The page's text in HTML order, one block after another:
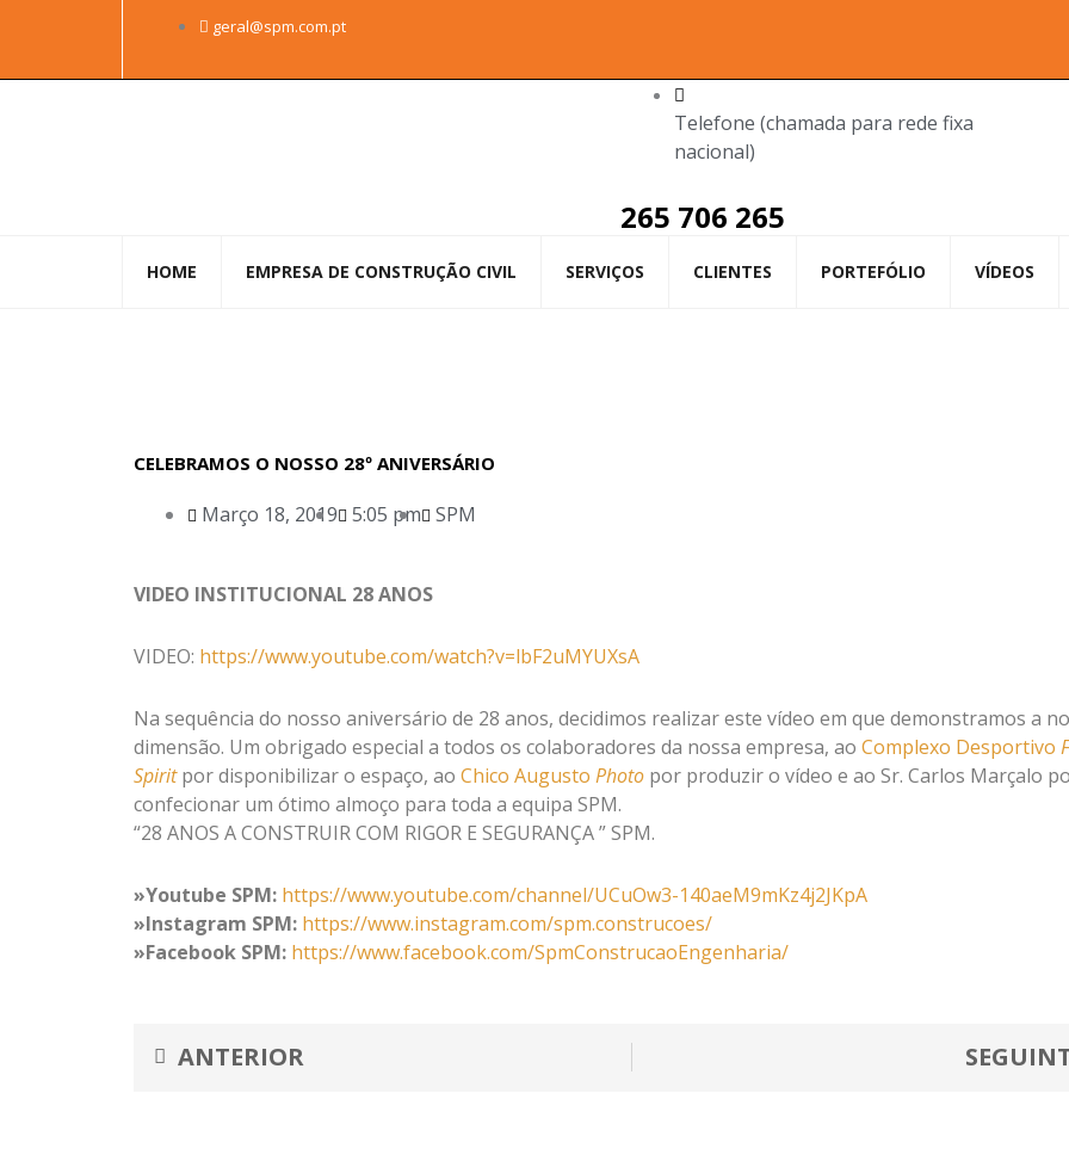
geral@spm.com.pt
Telefone (chamada para rede fixa
nacional)
265 706 265
HOME EMPRESA DE CONSTRUÇÃO CIVIL SERVIÇOS CLIENTES PORTEFÓLIO VÍDEOS
CELEBRAMOS O NOSSO 28º ANIVERSÁRIO
Março 18, 2019 5:05 pm SPM
VIDEO INSTITUCIONAL 28 ANOS
VIDEO: https://www.youtube.com/watch?v=lbF2uMYUXsA
Na sequência do nosso aniversário de 28 anos, decidimos realizar este vídeo em que demonstramos a
dimensão. Um obrigado especial a todos os colaboradores da nossa empresa, ao Complexo Desportivo
Spirit por disponibilizar o espaço, ao Chico Augusto Photo por produzir o vídeo e ao Sr. Carlos Marçalo
confecionar um ótimo almoço para toda a equipa SPM.
“28 ANOS A CONSTRUIR COM RIGOR E SEGURANÇA ” SPM.
»Youtube SPM: https://www.youtube.com/channel/UCuOw3-140aeM9mKz4j2JKpA
»Instagram SPM: https://www.instagram.com/spm.construcoes/
»Facebook SPM: https://www.facebook.com/SpmConstrucaoEngenharia/
ANTERIOR